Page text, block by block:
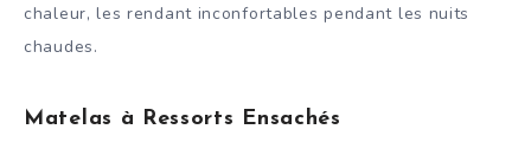
chaleur, les rendant inconfortables pendant les nuits
chaudes.
Matelas à Ressorts Ensachés